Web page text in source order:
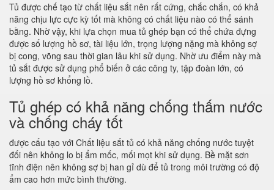
Tủ được chế tạo từ chất liệu sắt nên rất cứng, chắc chắn, có khả
năng chịu lực cực kỳ tốt mà không có chất liệu nào có thể sánh
bằng. Nhờ vậy, khi lựa chọn mua tủ ghép bạn có thể chứa đựng
được số lượng hồ sơ, tài liệu lớn, trọng lượng nặng mà không sợ
bị cong, võng sau thời gian lâu khi sử dụng. Nhờ ưu điểm này mà
tủ sắt được sử dụng phổ biến ở các công ty, tập đoàn lớn, có
lượng hồ sơ khổng lồ.
Tủ ghép có khả năng chống thấm nước
và chống cháy tốt
được cấu tạo với Chất liệu sắt tủ có khả năng chống nước tuyệt
đối nên không lo bị ẩm mốc, mối mọt khi sử dụng. Bề mặt sơn
tĩnh điện nên không sợ bị han gỉ dù để tủ trong môi trường có độ
ẩm cao hơn mức bình thường.